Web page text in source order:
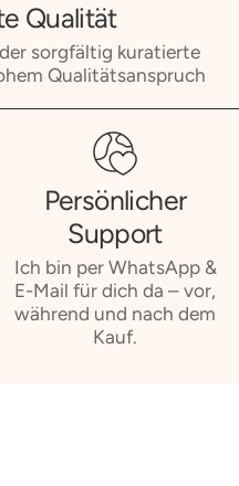
Qualität
sorgfältig kuratierte
Qualitätsanspruch
Persönlicher
Support
Ich bin per WhatsApp &
E-Mail für dich da – vor,
während und nach dem
Kauf.